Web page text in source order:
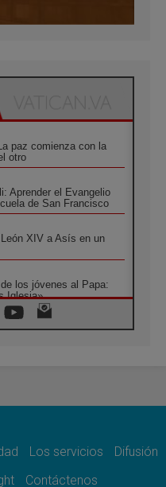
paz comienza con la
otro
Aprender el Evangelio
de San Francisco
XIV a Asís en un
los jóvenes al Papa:
Iglesia»
coloquios en Roma en
XIV será una buena
Los servicios
Difusión
Contáctenos